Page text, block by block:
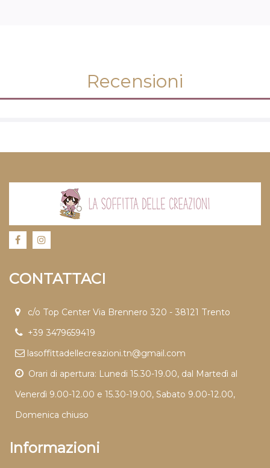
Recensioni
CONTATTACI
c/o Top Center Via Brennero 320 - 38121 Trento
+39 3479659419
lasoffittadellecreazioni.tn@gmail.com
Orari di apertura: Lunedi 15.30-19.00, dal Martedì al
Venerdì 9.00-12.00 e 15.30-19.00, Sabato 9.00-12.00,
Domenica chiuso
Informazioni